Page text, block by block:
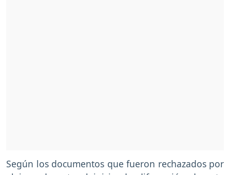
Según los documentos que fueron rechazados por